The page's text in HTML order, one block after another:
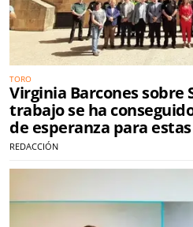
TORO
Virginia Barcones sobre
trabajo se ha
de esperanza para
REDACCIÓN